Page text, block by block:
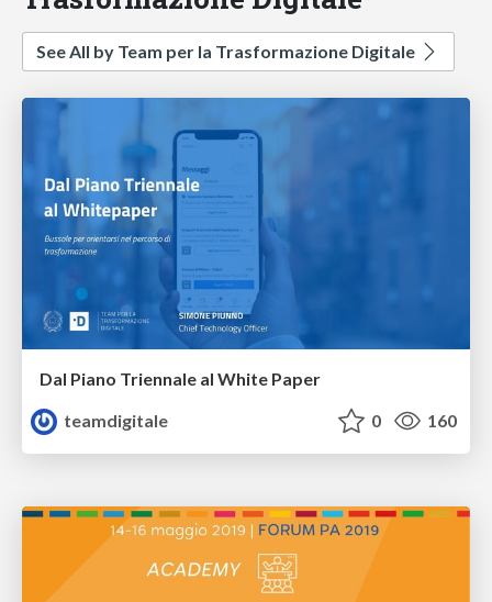
See All by Team per la Trasformazione Digitale
Dal Piano Triennale al White Paper
teamdigitale
0 160